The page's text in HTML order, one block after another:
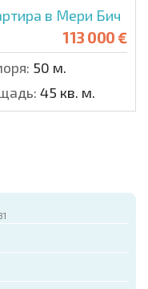
в Мери Бич
113 000 €
50 м.
45 кв. м.